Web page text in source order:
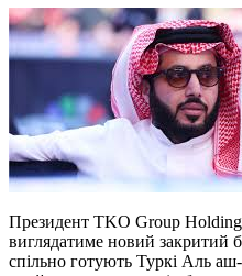
Президент TKO Group
виглядатиме новий закритий
спільно готують Туркі Аль